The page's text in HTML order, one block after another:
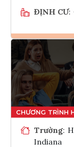
ĐỊNH CƯ:
Trường:
Indiana